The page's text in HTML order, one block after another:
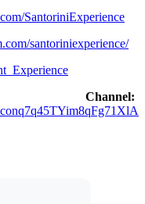
SantoriniExperience
santoriniexperience/